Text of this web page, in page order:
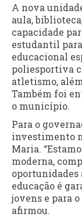
A nova
aula,
capacidade
estudantil
educacional
poliesportiva
atletismo,
Também foi
o município.
Para o
investimento
Maria.
moderna,
oportunidades
educação é
jovens e para
afirmou.